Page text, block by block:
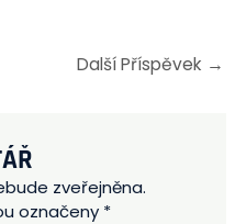
Další Příspěvek →
zveřejněna.
označeny *